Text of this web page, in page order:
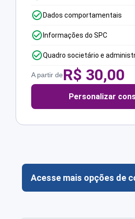
Dados comportamentais
Informações do SPC
Quadro societário e
A partir deR$ 30,00
Personalizar
Acesse mais opções de